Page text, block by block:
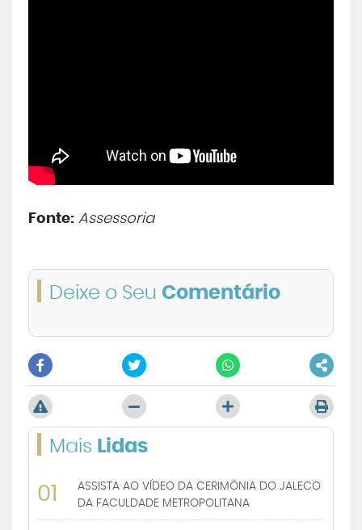
Cursos de EAD
Clínicas de Atendimento
Fonte: Assessoria
Deixe o Seu Comentário
Mais Lidas
01
ASSISTA AO VÍDEO DA CERIMÔNIA DO JALECO
DA FACULDADE METROPOLITANA